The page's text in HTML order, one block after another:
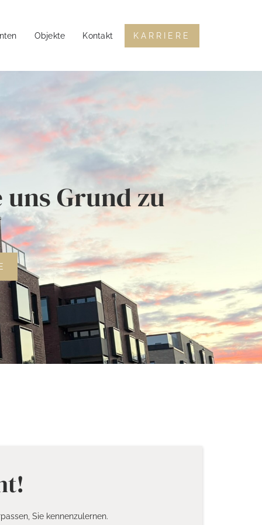
Objekte Kontakt KARRIERE
uns Grund zu
Sie kennenzulernen.